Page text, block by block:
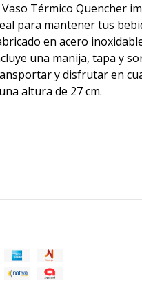
Vaso Térmico Quencher
para mantener tus
en acero
una manija, tapa y
y disfrutar en
altura de 27 cm.